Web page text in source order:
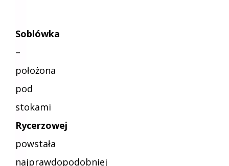
Soblówka
–
położona
pod
stokami
Rycerzowej
powstała
najprawdopodobniej